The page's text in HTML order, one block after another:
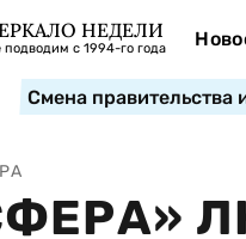
НЕДЕЛИ
подводим с 1994-го года
Смена правительства